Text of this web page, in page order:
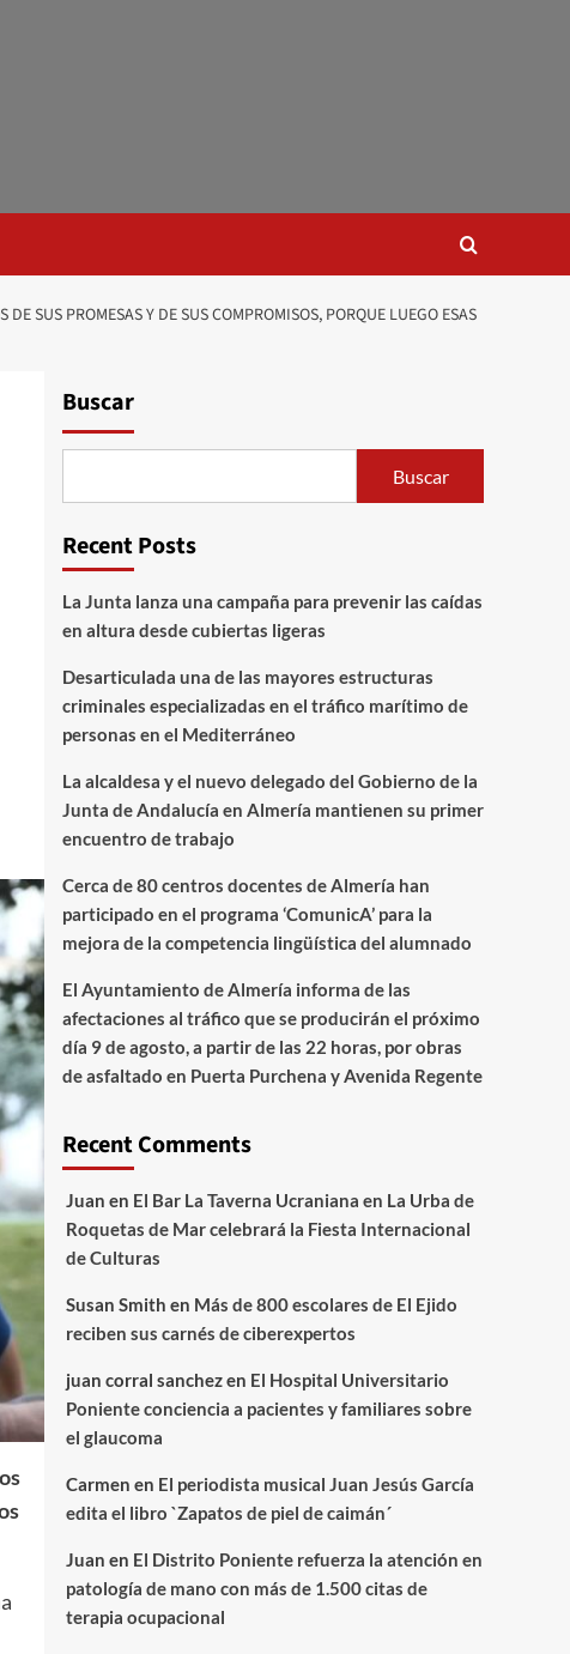
SUS PROMESAS Y DE SUS COMPROMISOS, PORQUE LUEGO ESAS
Buscar
Buscar
Recent Posts
La Junta lanza una campaña para prevenir las caídas
en altura desde cubiertas ligeras
Desarticulada una de las mayores estructuras
criminales especializadas en el tráfico marítimo de
personas en el Mediterráneo
La alcaldesa y el nuevo delegado del Gobierno de la
Junta de Andalucía en Almería mantienen su primer
encuentro de trabajo
Cerca de 80 centros docentes de Almería han
participado en el programa ‘ComunicA’ para la
mejora de la competencia lingüística del alumnado
El Ayuntamiento de Almería informa de las
afectaciones al tráfico que se producirán el próximo
día 9 de agosto, a partir de las 22 horas, por obras
de asfaltado en Puerta Purchena y Avenida Regente
Recent Comments
Juan en El Bar La Taverna Ucraniana en La Urba de
Roquetas de Mar celebrará la Fiesta Internacional
de Culturas
Susan Smith en Más de 800 escolares de El Ejido
reciben sus carnés de ciberexpertos
juan corral sanchezen El Hospital Universitario
Poniente conciencia a pacientes y familiares sobre
el glaucoma
Carmen en El periodista musical Juan Jesús García
edita el libro `Zapatos de piel de caimán´
Juan en El Distrito Poniente refuerza la atención en
patología de mano con más de 1.500 citas de
terapia ocupacional